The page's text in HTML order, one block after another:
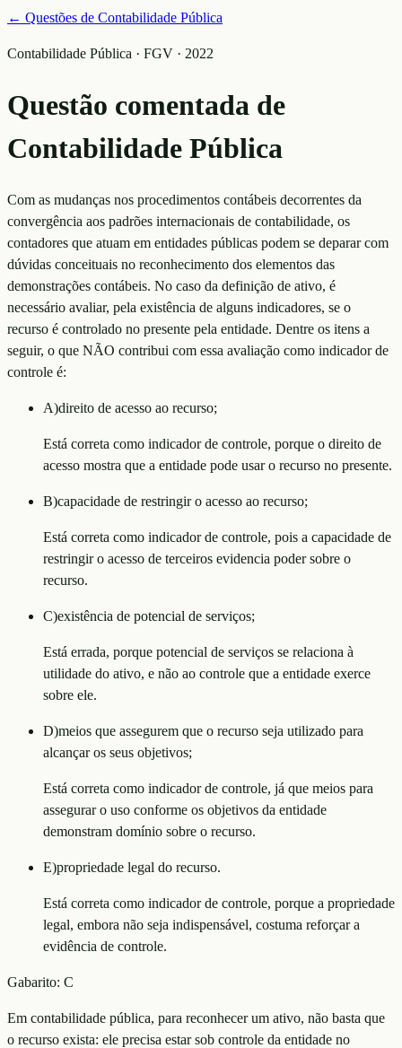
← Questões de Contabilidade Pública
Contabilidade Pública · FGV · 2022
Questão comentada de
Contabilidade Pública
Com as mudanças nos procedimentos contábeis decorrentes da
convergência aos padrões internacionais de contabilidade, os
contadores que atuam em entidades públicas podem se deparar com
dúvidas conceituais no reconhecimento dos elementos das
demonstrações contábeis. No caso da definição de ativo, é
necessário avaliar, pela existência de alguns indicadores, se o
recurso é controlado no presente pela entidade. Dentre os itens a
seguir, o que NÃO contribui com essa avaliação como indicador de
controle é:
A)direito de acesso ao recurso;
Está correta como indicador de controle, porque o direito de
acesso mostra que a entidade pode usar o recurso no presente.
B)capacidade de restringir o acesso ao recurso;
Está correta como indicador de controle, pois a capacidade de
restringir o acesso de terceiros evidencia poder sobre o
recurso.
C)existência de potencial de serviços;
Está errada, porque potencial de serviços se relaciona à
utilidade do ativo, e não ao controle que a entidade exerce
sobre ele.
D)meios que assegurem que o recurso seja utilizado para
alcançar os seus objetivos;
Está correta como indicador de controle, já que meios para
assegurar o uso conforme os objetivos da entidade
demonstram domínio sobre o recurso.
E)propriedade legal do recurso.
Está correta como indicador de controle, porque a propriedade
legal, embora não seja indispensável, costuma reforçar a
evidência de controle.
Gabarito: C
Em contabilidade pública, para reconhecer um ativo, não basta que
o recurso exista: ele precisa estar sob controle da entidade no